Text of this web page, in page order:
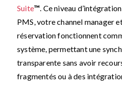
Suite™. Ce niveau
PMS, votre channel manager
réservation fonctionnent
système, permettant une
transparente sans avoir
fragmentés ou à des